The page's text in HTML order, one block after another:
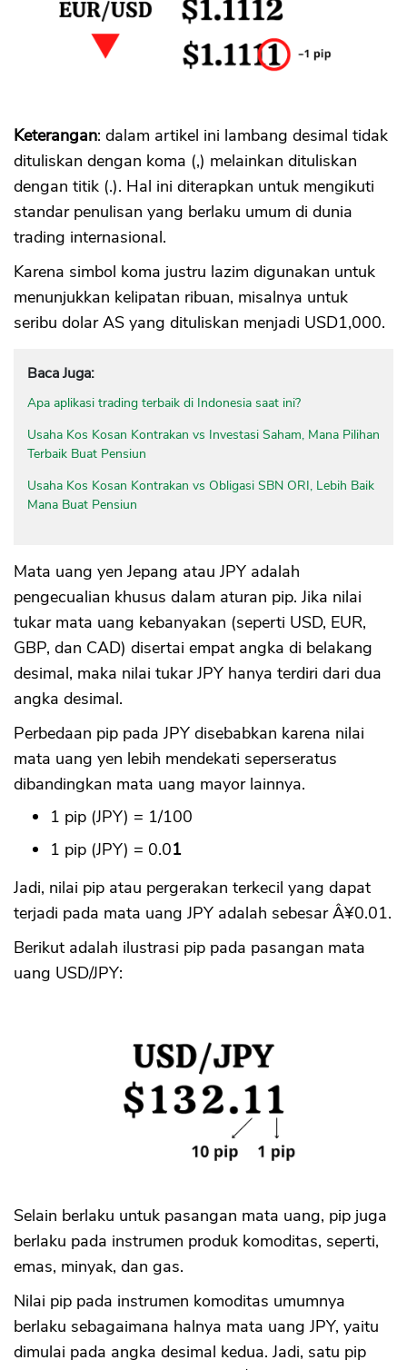
Keterangan: dalam artikel ini lambang desimal tidak
dituliskan dengan koma (,) melainkan dituliskan
dengan titik (.). Hal ini diterapkan untuk mengikuti
standar penulisan yang berlaku umum di dunia
trading internasional.
Karena simbol koma justru lazim digunakan untuk
menunjukkan kelipatan ribuan, misalnya untuk
seribu dolar AS yang dituliskan menjadi USD1,000.
Baca Juga:
Apa aplikasi trading terbaik di Indonesia saat ini?
Usaha Kos Kosan Kontrakan vs Investasi Saham, Mana Pilihan
Terbaik Buat Pensiun
Usaha Kos Kosan Kontrakan vs Obligasi SBN ORI, Lebih Baik
Mana Buat Pensiun
Mata uang yen Jepang atau JPY adalah
pengecualian khusus dalam aturan pip. Jika nilai
tukar mata uang kebanyakan (seperti USD, EUR,
GBP, dan CAD) disertai empat angka di belakang
desimal, maka nilai tukar JPY hanya terdiri dari dua
angka desimal.
Perbedaan pip pada JPY disebabkan karena nilai
mata uang yen lebih mendekati seperseratus
dibandingkan mata uang mayor lainnya.
1 pip (JPY) = 1/100
1 pip (JPY) = 0.01
Jadi, nilai pip atau pergerakan terkecil yang dapat
terjadi pada mata uang JPY adalah sebesar Â¥0.01.
Berikut adalah ilustrasi pip pada pasangan mata
uang USD/JPY:
Selain berlaku untuk pasangan mata uang, pip juga
berlaku pada instrumen produk komoditas, seperti,
emas, minyak, dan gas.
Nilai pip pada instrumen komoditas umumnya
berlaku sebagaimana halnya mata uang JPY, yaitu
dimulai pada angka desimal kedua. Jadi, satu pip